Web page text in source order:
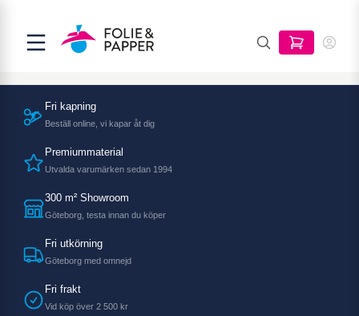
Fri kapning
Beställ online, vi kapar åt dig
Premiummaterial
Utvalda varumärken sedan 1994
300 m² Showroom
Göteborg, testa innan du köper
Fri utkörning
Göteborg med omnejd
Fri frakt
Vid köp över 2 500 kr